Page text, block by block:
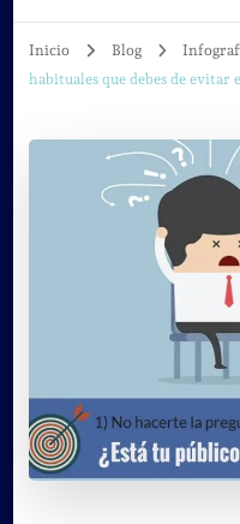
Inicio Blog
habituales que debes de evitar